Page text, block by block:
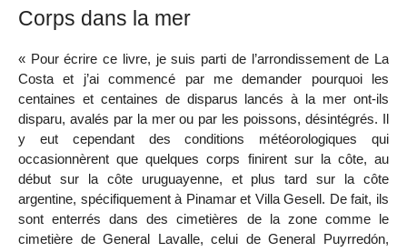
Corps dans la mer
« Pour écrire ce livre, je suis parti de l’arrondissement de La
Costa et j’ai commencé par me demander pourquoi les
centaines et centaines de disparus lancés à la mer ont-ils
disparu, avalés par la mer ou par les poissons, désintégrés. Il
y eut cependant des conditions météorologiques qui
occasionnèrent que quelques corps finirent sur la côte, au
début sur la côte uruguayenne, et plus tard sur la côte
argentine, spécifiquement à Pinamar et Villa Gesell. De fait, ils
sont enterrés dans des cimetières de la zone comme le
cimetière de General Lavalle, celui de General Puyrredón,